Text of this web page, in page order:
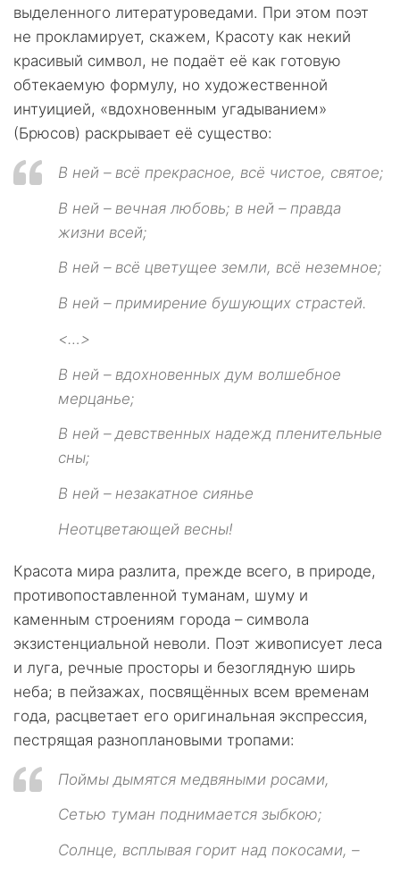
выделенного литературоведами. При этом поэт
не прокламирует, скажем, Красоту как некий
красивый символ, не подаёт её как готовую
обтекаемую формулу, но художественной
интуицией, «вдохновенным угадыванием»
(Брюсов) раскрывает её существо:
В ней – всё прекрасное, всё чистое, святое;
В ней – вечная любовь; в ней – правда
жизни всей;
В ней – всё цветущее земли, всё неземное;
В ней – примирение бушующих страстей.
<…>
В ней – вдохновенных дум волшебное
мерцанье;
В ней – девственных надежд пленительные
сны;
В ней – незакатное сиянье
Неотцветающей весны!
Красота мира разлита, прежде всего, в природе,
противопоставленной туманам, шуму и
каменным строениям города – символа
экзистенциальной неволи. Поэт живописует леса
и луга, речные просторы и безоглядную ширь
неба; в пейзажах, посвящённых всем временам
года, расцветает его оригинальная экспрессия,
пестрящая разноплановыми тропами:
Поймы дымятся медвяными росами,
Сетью туман поднимается зыбкою;
Солнце, всплывая горит над покосами, –